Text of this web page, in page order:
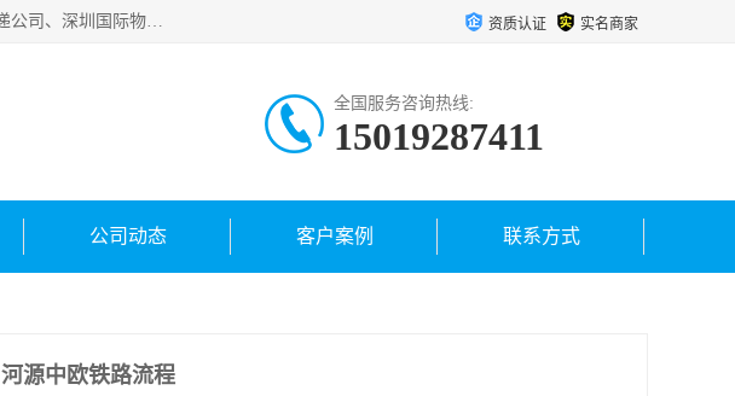
深圳市鑫飞速国际物流有限公司是一家从事深圳国际快递，业务涵盖范围：深圳DHL国际快递、深圳国际快递公司、深圳国际物流公司、深圳国际快递、深圳DHL国际快递电话可拨打全国服务热线：15019287411。欢迎各位亲来人来电到我司洽谈合作。 资质认证 实名商家
全国服务咨询热线:
15019287411
公司动态 客户案例 联系方式
河源中欧铁路流程